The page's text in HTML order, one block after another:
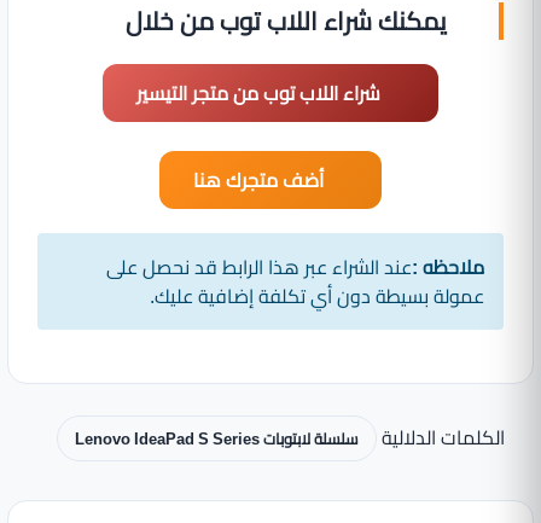
يمكنك شراء اللاب توب من خلال
شراء اللاب توب من متجر التيسير
أضف متجرك هنا
ملاحظه :عند الشراء عبر هذا الرابط قد نحصل على
عمولة بسيطة دون أي تكلفة إضافية عليك.
الكلمات الدلالية سلسلة لابتوبات Lenovo IdeaPad S Series